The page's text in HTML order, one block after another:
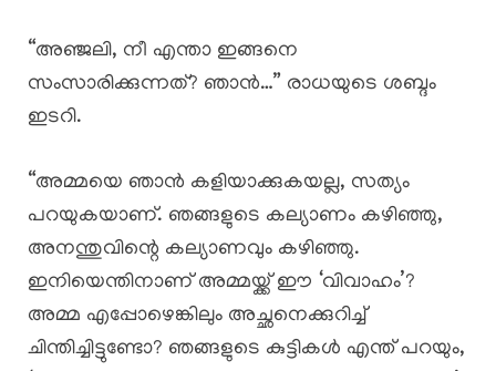
“അഞ്ജലി, നീ എന്താ ഇങ്ങനെ
സംസാരിക്കുന്നത്? ഞാൻ…” രാധയുടെ ശബ്ദം
ഇടറി.
“അമ്മയെ ഞാൻ കളിയാക്കുകയല്ല, സത്യം
പറയുകയാണ്. ഞങ്ങളുടെ കല്യാണം കഴിഞ്ഞു,
അനന്തുവിന്റെ കല്യാണവും കഴിഞ്ഞു.
ഇനിയെന്തിനാണ് അമ്മയ്ക്ക് ഈ ‘വിവാഹം’?
അമ്മ എപ്പോഴെങ്കിലും അച്ഛനെക്കുറിച്ച്
ചിന്തിച്ചിട്ടുണ്ടോ? ഞങ്ങളുടെ കുട്ടികൾ എന്ത് പറയും,